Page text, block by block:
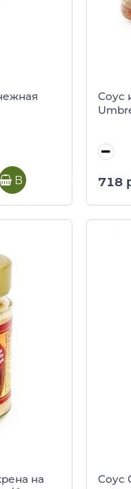
В корзину
Соус
718
на
Соус